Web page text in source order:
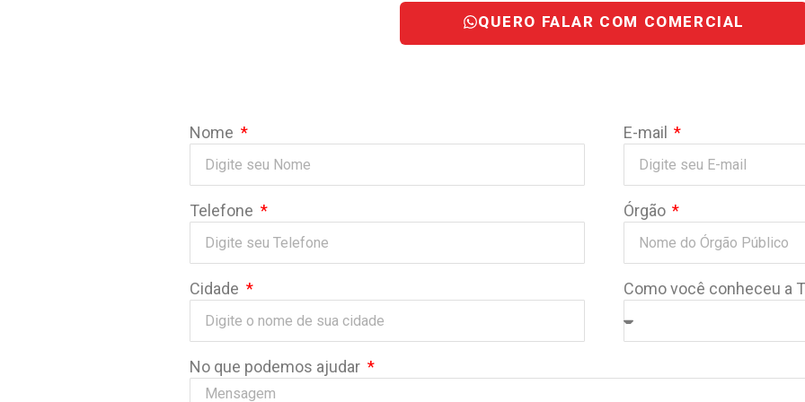
QUERO FALAR COM COMERCIAL
Nome E-mail
Telefone Órgão
Cidade Como você conheceu a
No que podemos ajudar